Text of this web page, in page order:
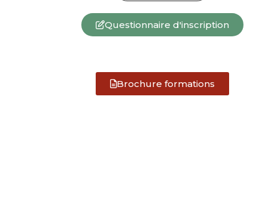
principales : février-mai, juin-août et septembre-
Les cours ont lieu le soir, pendant deux heures, une fois
Questionnaire d'inscription
Brochure formations